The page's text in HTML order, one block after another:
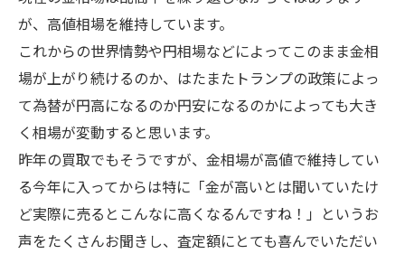
が、高値相場を維持しています。
これからの世界情勢や円相場などによってこのまま金相
場が上がり続けるのか、はたまたトランプの政策によっ
て為替が円高になるのか円安になるのかによっても大き
く相場が変動すると思います。
昨年の買取でもそうですが、金相場が高値で維持してい
る今年に入ってからは特に「金が高いとは聞いていたけ
ど実際に売るとこんなに高くなるんですね！」というお
声をたくさんお聞きし、査定額にとても喜んでいただい